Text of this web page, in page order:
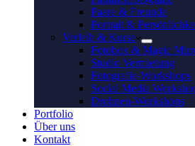
Paare & Freunde
Portrait &
Verleih & Kurse
Fotobox & Magic
Studio Vermietung
Fotografie-Workshops
Social Media
Drohnen-Workshops
Portfolio
Über uns
Kontakt